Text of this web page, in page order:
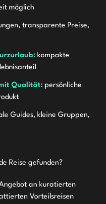
möglich
transparente Preise,
kompakte
Qualität: persönliche
Guides, kleine Gruppen,
Reise gefunden?
an kuratierten
Vorteilsreisen